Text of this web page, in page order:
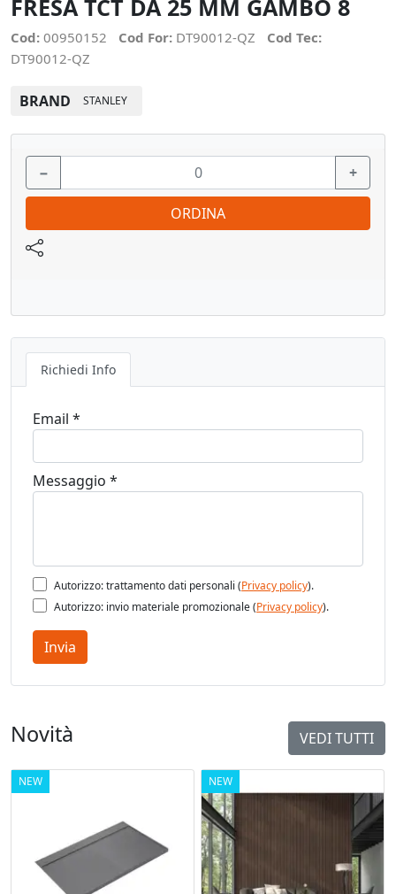
FRESA TCT DA 25 MM GAMBO 8
Cod: 00950152 Cod For: DT90012-QZ
Cod Tec:
DT90012-QZ
BRAND STANLEY
− +
ORDINA
Richiedi Info
Email *
Messaggio *
Autorizzo: trattamento dati personali (Privacy policy).
Autorizzo: invio materiale promozionale (Privacy policy).
Invia
Novità VEDI TUTTI
NEW NEW